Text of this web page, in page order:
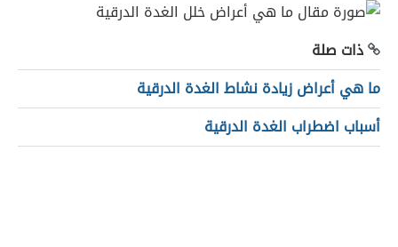
ذات صلة
ما هي أعراض زيادة نشاط الغدة الدرقية
أسباب اضطراب الغدة الدرقية